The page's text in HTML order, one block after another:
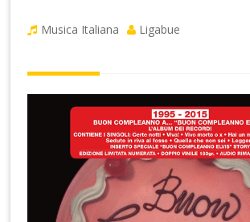
Musica Italiana Ligabue